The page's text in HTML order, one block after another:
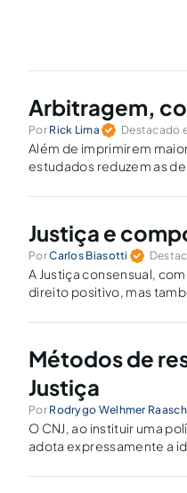
Arbitragem,
Por Rick Lima Destacado
Além de imprimirem
estudados reduzem as
Justiça e
PorCarlos Biasotti
A Justiça consensual,
direito positivo, mas
Métodos de
Justiça
Por Rodrygo Welhmer Raasch
O CNJ, ao instituir uma
adota expressamente a